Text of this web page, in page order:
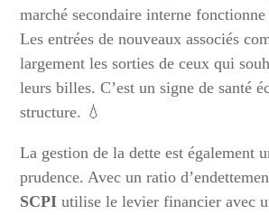
marché secondaire interne
Les entrées de nouveaux associés
largement les sorties de ceux qui
leurs billes. C’est un signe de santé
structure. 💧
La gestion de la dette est également
prudence. Avec un ratio
SCPI utilise le levier financier avec